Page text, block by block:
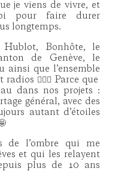
je viens de vivre, et
pour faire durer
longtemps.
Bonhôte, le
de Genève, le
ainsi que l’ensemble
🏃🏻‍♂️ Parce que
dans nos projets :
général, avec des
autant d’étoiles
de l’ombre qui me
et qui les relayent
plus de 10 ans